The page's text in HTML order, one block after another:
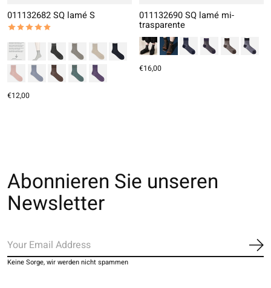
011132682 SQ lamé S
The rating of this product is
out of 5
€12,00
011132690 SQ lamé mi-
trasparente
€16,00
Abonnieren Sie unseren
Newsletter
Keine Sorge, wir werden nicht spammen